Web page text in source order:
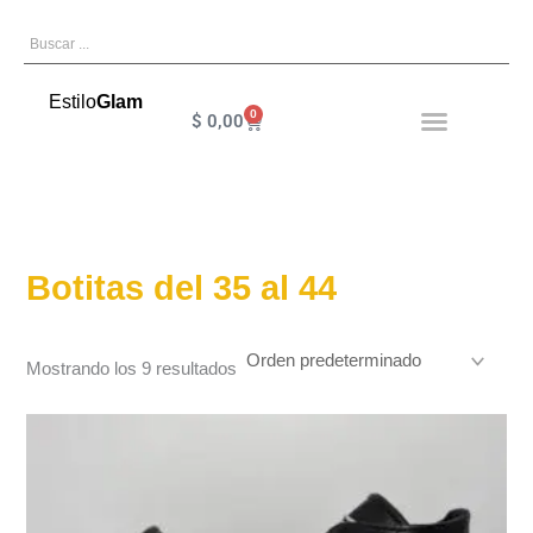
contenido
Search
EstiloGlam
$ 0,00 0
Cart
Botitas del 35 al 44
Mostrando los 9 resultados